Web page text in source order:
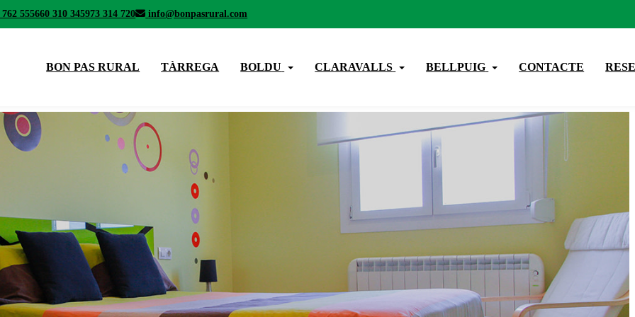
762 555660 310 345973 314 720 info@bonpasrural.com
BON PAS RURAL TÀRREGA BOLDU CLARAVALLS BELLPUIG CONTACTE